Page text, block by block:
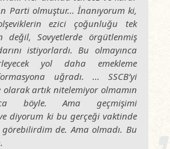
Parti olmuştur... İnanıyorum ki,
ezici çoğunluğu tek
değil, Sovyetlerde örgütlenmiş
istiyorlardı. Bu olmayınca
yol daha emekleme
uğradı. ... SSCB’yi
artık nitelemiyor olmamın
böyle. Ama geçmişimi
diyorum ki bu gerçeği vaktinde
de. Ama olmadı. Bu